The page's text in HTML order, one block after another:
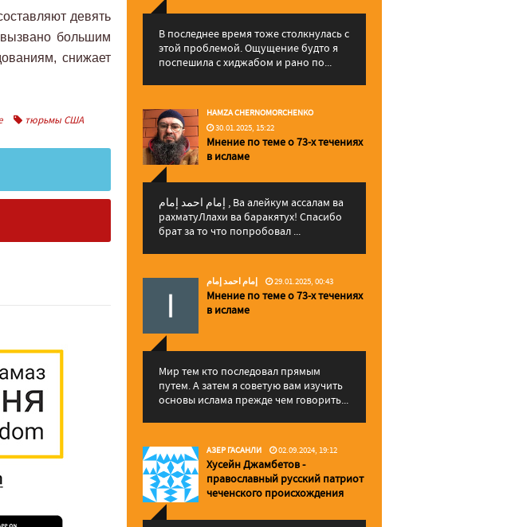
девять
большим
снижает
тюрьмы США
В последнее время тоже столкнулась с
этой проблемой. Ощущение будто я
поспешила с хиджабом и рано по...
HAMZA CHERNOMORCHENKO
30.01.2025, 15:22
Мнение по теме о 73-х течениях
в исламе
إمام احمد إمام , Ва алейкум ассалам ва
рахматуЛлахи ва баракятух! Спасибо
брат за то что попробовал ...
إمام احمد إمام 29.01.2025, 00:43
Мнение по теме о 73-х течениях
в исламе
Мир тем кто последовал прямым
путем. А затем я советую вам изучить
основы ислама прежде чем говорить...
АЗЕР ГАСАНЛИ 02.09.2024, 19:12
Хусейн Джамбетов -
православный русский патриот
чеченского происхождения